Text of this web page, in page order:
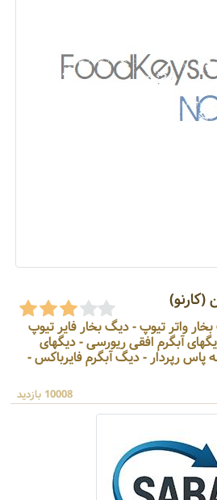
بخار واتر تیوپ - دیگ بخار فایر تیوپ
دیگهای آبداغ و آبگرم : - دیگهای آبگرم افقی ریورسی - دیگهای
پاس رپردار - دیگ آبگرم فایرباکس -
10008 بازدید